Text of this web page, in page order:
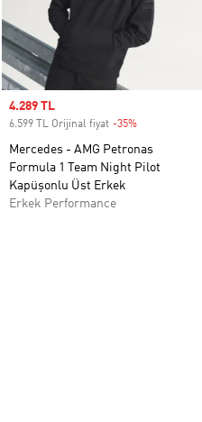
Sale price
4.289 TL
6.599 TL Orijinal fiyat -35%
Mercedes - AMG Petronas
Formula 1 Team Night Pilot
Kapüşonlu Üst Erkek
Erkek Performance